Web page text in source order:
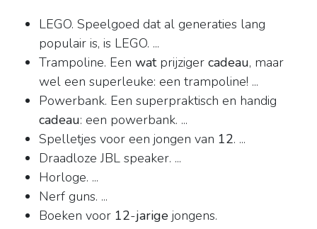
LEGO. Speelgoed dat al generaties lang
populair is, is LEGO. ...
Trampoline. Een watprijziger cadeau, maar
wel een superleuke: een trampoline! ...
Powerbank. Een superpraktisch en handig
cadeau: een powerbank. ...
Spelletjes voor een jongen van 12. ...
Draadloze JBL speaker. ...
Horloge. ...
Nerf guns. ...
Boeken voor 12-jarige jongens.